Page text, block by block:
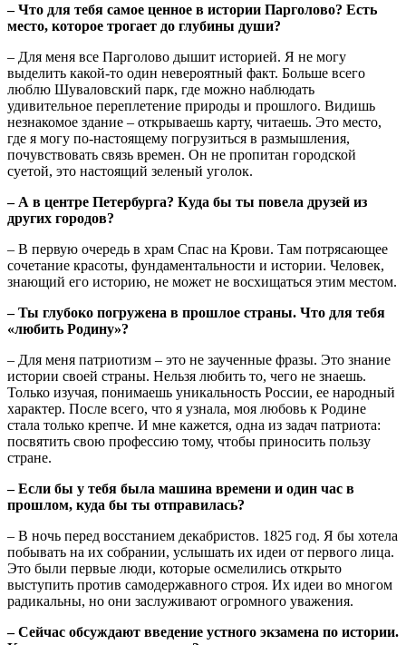
‒ Что для тебя самое ценное в истории Парголово? Есть
место, которое трогает до глубины души?
‒ Для меня все Парголово дышит историей. Я не могу
выделить какой-то один невероятный факт. Больше всего
люблю Шуваловский парк, где можно наблюдать
удивительное переплетение природы и прошлого. Видишь
незнакомое здание ‒ открываешь карту, читаешь. Это место,
где я могу по-настоящему погрузиться в размышления,
почувствовать связь времен. Он не пропитан городской
суетой, это настоящий зеленый уголок.
‒ А в центре Петербурга? Куда бы ты повела друзей из
других городов?
‒ В первую очередь в храм Спас на Крови. Там потрясающее
сочетание красоты, фундаментальности и истории. Человек,
знающий его историю, не может не восхищаться этим местом.
‒ Ты глубоко погружена в прошлое страны. Что для тебя
«любить Родину»?
‒ Для меня патриотизм ‒ это не заученные фразы. Это знание
истории своей страны. Нельзя любить то, чего не знаешь.
Только изучая, понимаешь уникальность России, ее народный
характер. После всего, что я узнала, моя любовь к Родине
стала только крепче. И мне кажется, одна из задач патриота:
посвятить свою профессию тому, чтобы приносить пользу
стране.
‒ Если бы у тебя была машина времени и один час в
прошлом, куда бы ты отправилась?
‒ В ночь перед восстанием декабристов. 1825 год. Я бы хотела
побывать на их собрании, услышать их идеи от первого лица.
Это были первые люди, которые осмелились открыто
выступить против самодержавного строя. Их идеи во многом
радикальны, но они заслуживают огромного уважения.
‒ Сейчас обсуждают введение устного экзамена по истории.